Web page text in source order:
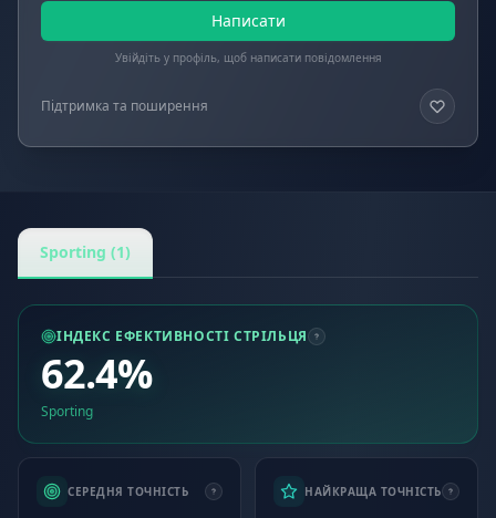
Написати
Увійдіть у профіль, щоб написати повідомлення
Підтримка та поширення
Sporting (1)
ІНДЕКС ЕФЕКТИВНОСТІ СТРІЛЬЦЯ
62.4%
Sporting
СЕРЕДНЯ ТОЧНІСТЬ НАЙКРАЩА ТОЧНІСТЬ